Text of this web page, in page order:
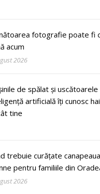
fotografie poate fi
acum
2026
de spălat și
artificială îți cunosc
tine
trebuie curățate
pentru familiile din
2026